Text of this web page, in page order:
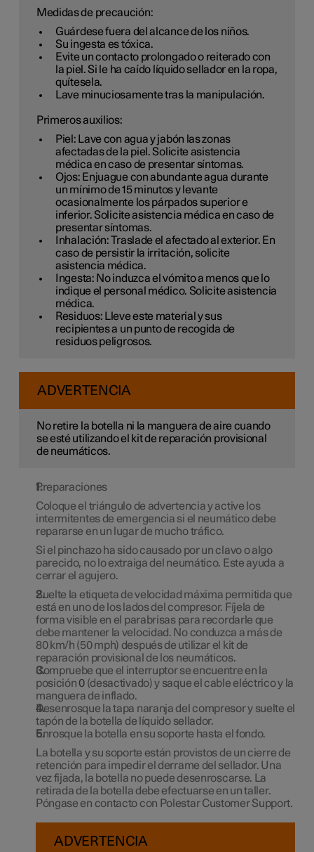
Medidas de precaución:
Guárdese fuera del alcance de los niños.
Su ingesta es tóxica.
Evite un contacto prolongado o reiterado con
la piel. Si le ha caído líquido sellador en la ropa,
quítesela.
Lave minuciosamente tras la manipulación.
Primeros auxilios:
Piel: Lave con agua y jabón las zonas
afectadas de la piel. Solicite asistencia
médica en caso de presentar síntomas.
Ojos: Enjuague con abundante agua durante
un mínimo de 15 minutos y levante
ocasionalmente los párpados superior e
inferior. Solicite asistencia médica en caso de
presentar síntomas.
Inhalación: Traslade el afectado al exterior. En
caso de persistir la irritación, solicite
asistencia médica.
Ingesta: No induzca el vómito a menos que lo
indique el personal médico. Solicite asistencia
médica.
Residuos: Lleve este material y sus
recipientes a un punto de recogida de
residuos peligrosos.
ADVERTENCIA
No retire la botella ni la manguera de aire cuando
se esté utilizando el kit de reparación provisional
de neumáticos.
Preparaciones
Coloque el triángulo de advertencia y active los
intermitentes de emergencia si el neumático debe
repararse en un lugar de mucho tráfico.
Si el pinchazo ha sido causado por un clavo o algo
parecido, no lo extraiga del neumático. Este ayuda a
cerrar el agujero.
Suelte la etiqueta de velocidad máxima permitida que
está en uno de los lados del compresor. Fíjela de
forma visible en el parabrisas para recordarle que
debe mantener la velocidad. No conduzca a más de
80 km/h (50 mph) después de utilizar el kit de
reparación provisional de los neumáticos.
Compruebe que el interruptor se encuentre en la
posición0(desactivado) y saque el cable eléctrico y la
manguera de inflado.
Desenrosque la tapa naranja del compresor y suelte el
tapón de la botella de líquido sellador.
Enrosque la botella en su soporte hasta el fondo.
La botella y su soporte están provistos de un cierre de
retención para impedir el derrame del sellador. Una
vez fijada, la botella no puede desenroscarse. La
retirada de la botella debe efectuarse en un taller.
Póngase en contacto con Polestar Customer Support.
ADVERTENCIA